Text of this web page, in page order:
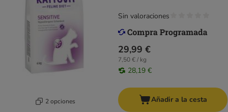
2 opciones
29,99 €
7,50 € / kg
28,19 €
Sin valoraciones
Añadir a la cesta